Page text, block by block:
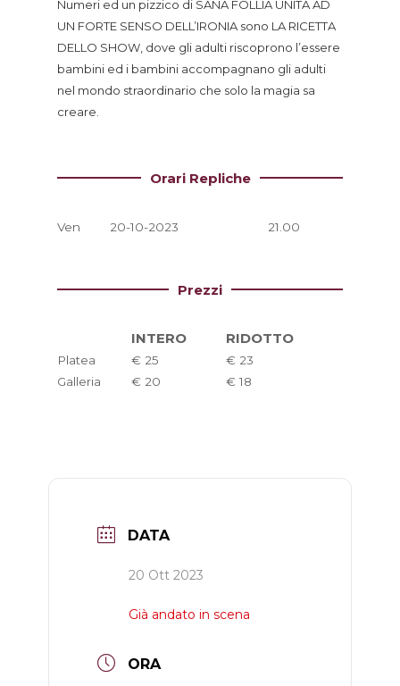
Numeri ed un pizzico di SANA FOLLIA UNITA AD
UN FORTE SENSO DELL’IRONIA sono LA RICETTA
DELLO SHOW, dove gli adulti riscoprono l’essere
bambini ed i bambini accompagnano gli adulti
nel mondo straordinario che solo la magia sa
creare.
Orari Repliche
Ven 20-10-2023 21.00
Prezzi
INTERO RIDOTTO
Platea € 25
€ 23
Galleria
€ 20 € 18
DATA
20 Ott 2023
Già andato in scena
ORA